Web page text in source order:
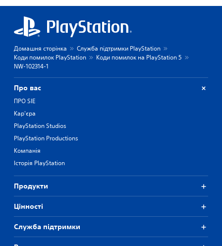
Домашня сторінка
Служба підтримки PlayStation
Коди помилок PlayStation
Коди помилок на PlayStation 5
NW-102314-1
Про вас
ПРО SIE
Кар'єра
PlayStation Studios
PlayStation Productions
Компанія
Історія PlayStation
Продукти
Цiнностi
Служба підтримки